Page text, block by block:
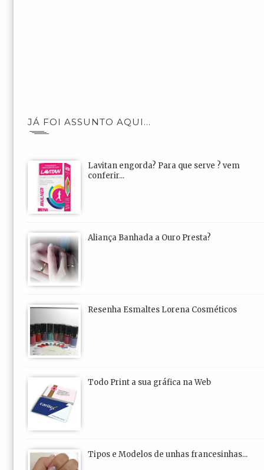
JÁ FOI ASSUNTO AQUI...
Lavitan engorda? Para que serve ? vem
conferir...
Aliança Banhada a Ouro Presta?
Resenha Esmaltes Lorena Cosméticos
Todo Print a sua gráfica na Web
Tipos e Modelos de unhas francesinhas...